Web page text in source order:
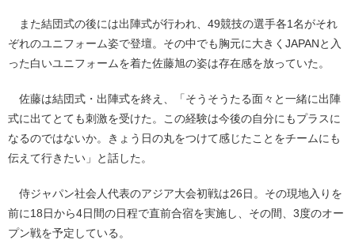
また結団式の後には出陣式が行われ、49競技の選手各1名がそれ
ぞれのユニフォーム姿で登壇。その中でも胸元に大きくJAPANと入
った白いユニフォームを着た佐藤旭の姿は存在感を放っていた。
佐藤は結団式・出陣式を終え、「そうそうたる面々と一緒に出陣
式に出てとても刺激を受けた。この経験は今後の自分にもプラスに
なるのではないか。きょう日の丸をつけて感じたことをチームにも
伝えて行きたい」と話した。
侍ジャパン社会人代表のアジア大会初戦は26日。その現地入りを
前に18日から4日間の日程で直前合宿を実施し、その間、3度のオー
プン戦を予定している。